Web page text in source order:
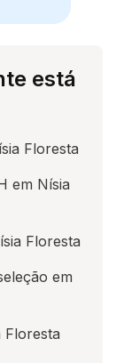
está
Floresta
em Nísia
Floresta
em
Floresta